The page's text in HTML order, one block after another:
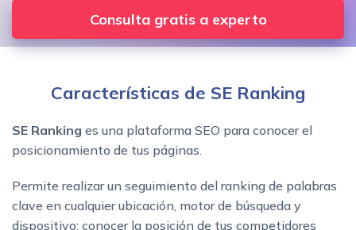
Consulta gratis a experto
Características de SE Ranking
SE Ranking es una plataforma SEO para conocer el
posicionamiento de tus páginas.
Permite realizar un seguimiento del ranking de palabras
clave en cualquier ubicación, motor de búsqueda y
dispositivo; conocer la posición de tus competidores